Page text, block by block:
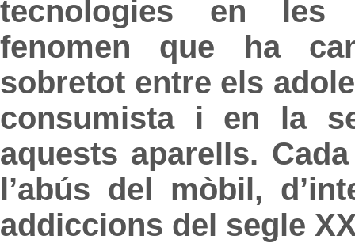
tecnologies en les
fenomen que ha
sobretot entre els
consumista i en la
aquests aparells.
l’abús del mòbil,
addiccions del segle